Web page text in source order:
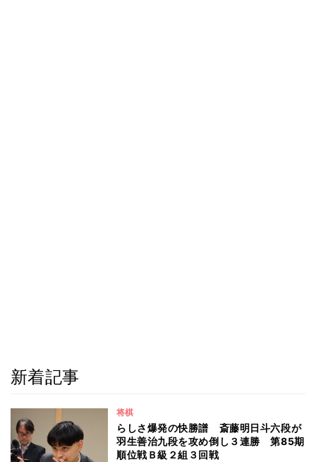
新着記事
将棋
らしさ爆発の快勝譜 斎藤明日斗六段が
羽生善治九段を攻め倒し３連勝 第85期
順位戦Ｂ級２組３回戦